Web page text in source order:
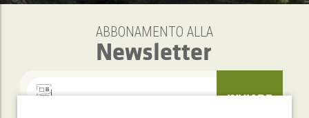
ABBONAMENTO ALLA
Newsletter
INVIARE